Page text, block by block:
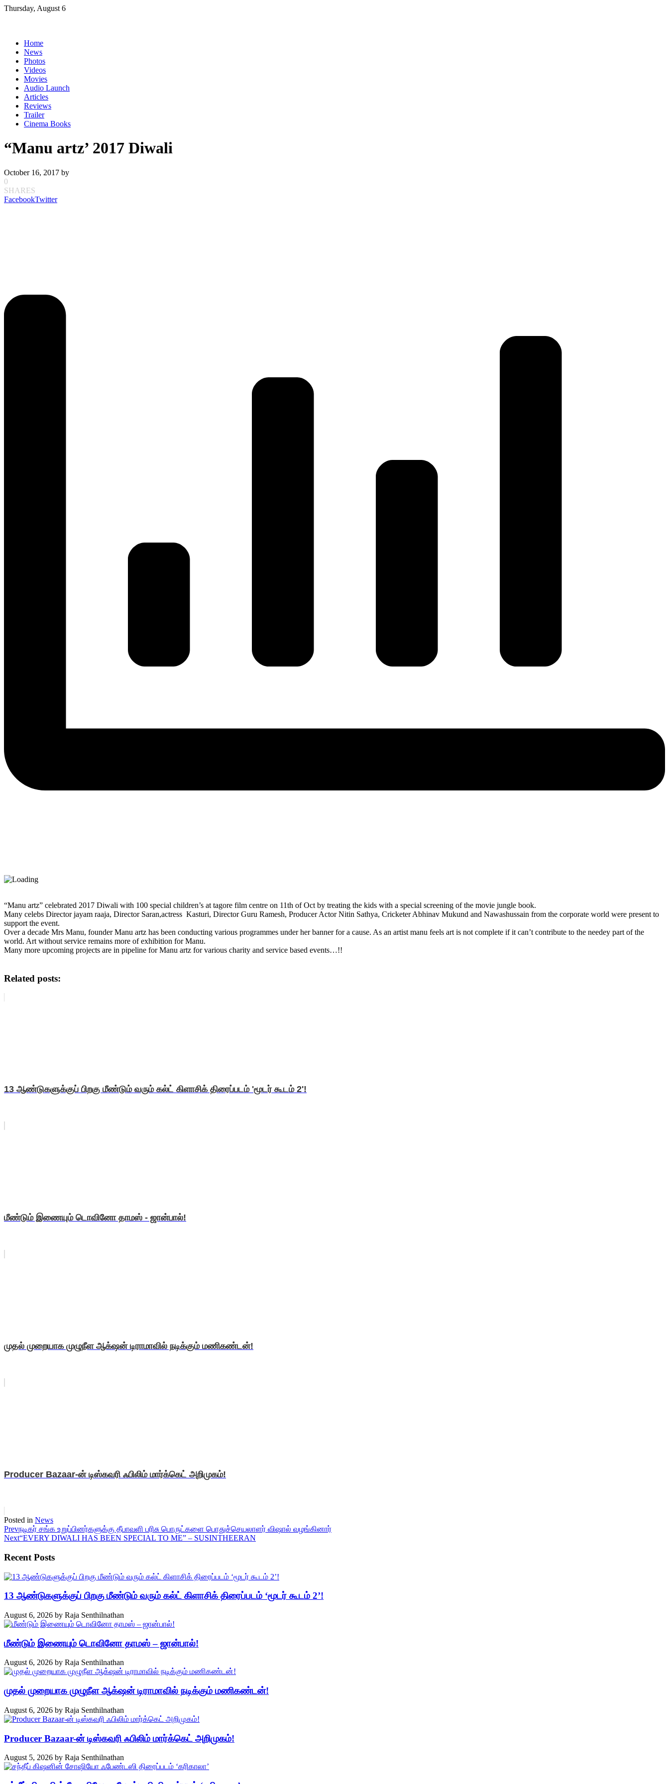
Skip
Thursday, August 6
Home
News
Photos
Videos
Movies
Audio Launch
Articles
Reviews
Trailer
Cinema Books
“Manu artz’ 2017 Diwali
October 16, 2017 by
0
SHARES
FacebookTwitter
“Manu artz” celebrated 2017 Diwali with 100 special children’s at tagore film centre on 11th of Oct by treating the kids with a special screening of the movie jungle book.
Many celebs Director jayam raaja, Director Saran,actress Kasturi, Director Guru Ramesh, Producer Actor Nitin Sathya, Cricketer Abhinav Mukund and Nawashussain from the corporate world were present to
support the event.
Over a decade Mrs Manu, founder Manu artz has been conducting various programmes under her banner for a cause. As an artist manu feels art is not complete if it can’t contribute to the needey part of the
world. Art without service remains more of exhibition for Manu.
Many more upcoming projects are in pipeline for Manu artz for various charity and service based events…!!
Related posts:
13 ஆண்டுகளுக்குப் பிறகு மீண்டும் வரும் கல்ட் கிளாசிக் திரைப்படம் 'மூடர் கூடம் 2'!
மீண்டும் இணையும் டொவினோ தாமஸ் - ஜான்பால்!
முதல் முறையாக முழுநீள ஆக்‌ஷன் டிராமாவில் நடிக்கும் மணிகண்டன்!
Producer Bazaar-ன் டிஸ்கவரி ஃபிலிம் மார்க்கெட் அறிமுகம்!
Posted in News
Prevநடிகர் சங்க உறுப்பினர்களுக்கு தீபாவளி பரிசு பொருட்களை பொதுச்செயலாளர் விஷால் வழங்கினார்
Next“EVERY DIWALI HAS BEEN SPECIAL TO ME” – SUSINTHEERAN
Recent Posts
13 ஆண்டுகளுக்குப் பிறகு மீண்டும் வரும் கல்ட் கிளாசிக் திரைப்படம் ‘மூடர் கூடம் 2’!
August 6, 2026 by Raja Senthilnathan
மீண்டும் இணையும் டொவினோ தாமஸ் – ஜான்பால்!
August 6, 2026 by Raja Senthilnathan
முதல் முறையாக முழுநீள ஆக்‌ஷன் டிராமாவில் நடிக்கும் மணிகண்டன்!
August 6, 2026 by Raja Senthilnathan
Producer Bazaar-ன் டிஸ்கவரி ஃபிலிம் மார்க்கெட் அறிமுகம்!
August 5, 2026 by Raja Senthilnathan